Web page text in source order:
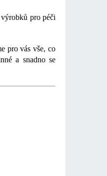
pro péči
pro vás vše, co
a snadno se